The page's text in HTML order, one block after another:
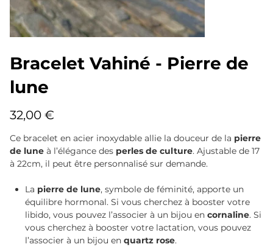
Bracelet Vahiné - Pierre de
lune
32,00 €
Ce bracelet en acier inoxydable allie la douceur de la pierre
de lune à l’élégance des perles de culture. Ajustable de 17
à 22cm, il peut être personnalisé sur demande.
La pierre de lune, symbole de féminité, apporte un
équilibre hormonal. Si vous cherchez à booster votre
libido, vous pouvez l’associer à un bijou encornaline. Si
vous cherchez à booster votre lactation, vous pouvez
l’associer à un bijou enquartz rose.